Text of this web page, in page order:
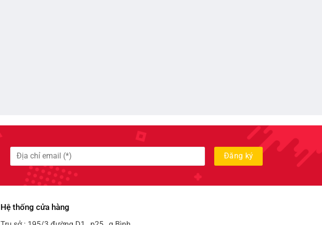
Hệ thống cửa hàng